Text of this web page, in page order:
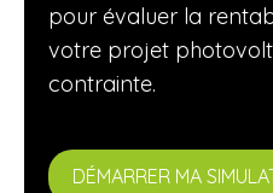
pour évaluer la
votre projet
contrainte.
DÉMARRER MA